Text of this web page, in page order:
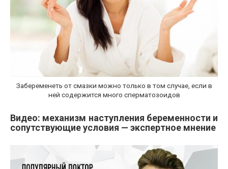
Забеременеть от смазки можно только в том случае, если в
ней содержится много сперматозоидов
Видео: механизм наступления беременности и
сопутствующие условия — экспертное мнение